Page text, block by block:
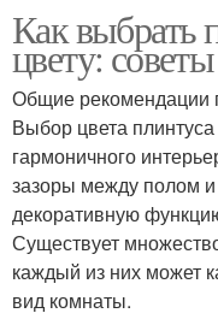
Как выбрать
цвету:
Общие рекомендации
Выбор цвета
гармоничного
зазоры между полом
декоративную
Существует
каждый из них может
вид комнаты.